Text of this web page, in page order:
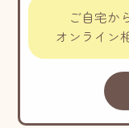
ご自宅か
オンライン